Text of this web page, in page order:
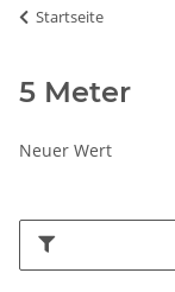
Startseite
5 Meter
Neuer Wert